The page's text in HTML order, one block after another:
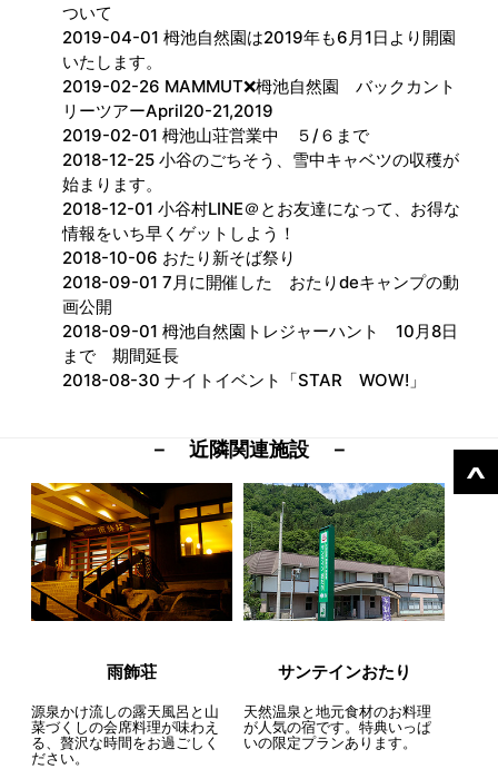
ついて
2019-04-01 栂池自然園は2019年も6月1日より開園
いたします。
2019-02-26 MAMMUT❌栂池自然園 バックカント
リーツアーApril20-21,2019
2019-02-01 栂池山荘営業中 ５/６まで
2018-12-25 小谷のごちそう、雪中キャベツの収穫が
始まります。
2018-12-01 小谷村LINE＠とお友達になって、お得な
情報をいち早くゲットしよう！
2018-10-06 おたり新そば祭り
2018-09-01 7月に開催した おたりdeキャンプの動
画公開
2018-09-01 栂池自然園トレジャーハント 10月8日
まで 期間延長
2018-08-30 ナイトイベント「STAR WOW!」
－ 近隣関連施設 －
雨飾荘
源泉かけ流しの露天風呂と山
菜づくしの会席料理が味わえ
る、贅沢な時間をお過ごしく
ださい。
サンテインおたり
天然温泉と地元食材のお料理
が人気の宿です。特典いっぱ
いの限定プランあります。